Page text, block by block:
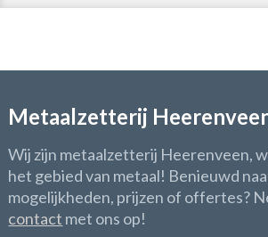
Metaalzetterij
Wij zijn metaalzetterij Heerenveen,
het gebied van metaal! Benieuwd
mogelijkheden, prijzen of offertes?
contact met ons op!